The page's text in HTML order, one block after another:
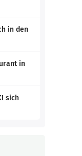
in den
in
sich